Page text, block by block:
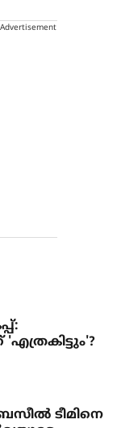
Advertisement
'എത്രകിട്ടും'?
ടീമിനെ